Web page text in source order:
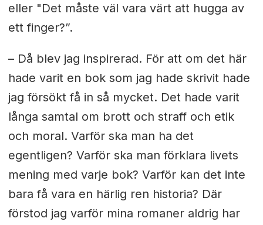
eller "Det måste väl vara värt att hugga av
ett finger?”.
– Då blev jag inspirerad. För att om det här
hade varit en bok som jag hade skrivit hade
jag försökt få in så mycket. Det hade varit
långa samtal om brott och straff och etik
och moral. Varför ska man ha det
egentligen? Varför ska man förklara livets
mening med varje bok? Varför kan det inte
bara få vara en härlig ren historia? Där
förstod jag varför mina romaner aldrig har